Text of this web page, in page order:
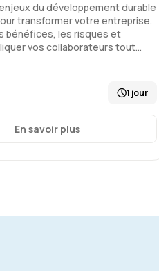
du développement durable
transformer votre entreprise.
bénéfices, les risques et
vos collaborateurs tout…
1 jour
En savoir plus